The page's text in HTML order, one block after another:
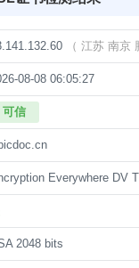
（ 江苏 南京
08-08 06:05:27
可信
Everywhere DV
2048 bits